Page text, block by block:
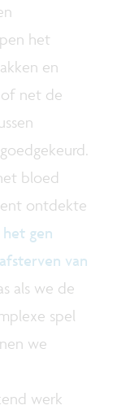
het
en
of net de
bloed
ontdekte
gen
van
als we de
spel
we
werk